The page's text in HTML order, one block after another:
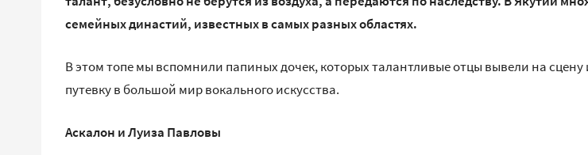
семейных династий, известных в самых разных областях.
В этом топе мы вспомнили папиных дочек, которых талантливые отцы вывели на
путевку в большой мир вокального искусства.
Аскалон и Луиза Павловы